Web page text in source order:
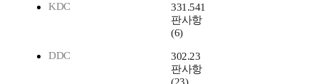
KDC
331.541
판사항
(6)
DDC
302.23
판사항